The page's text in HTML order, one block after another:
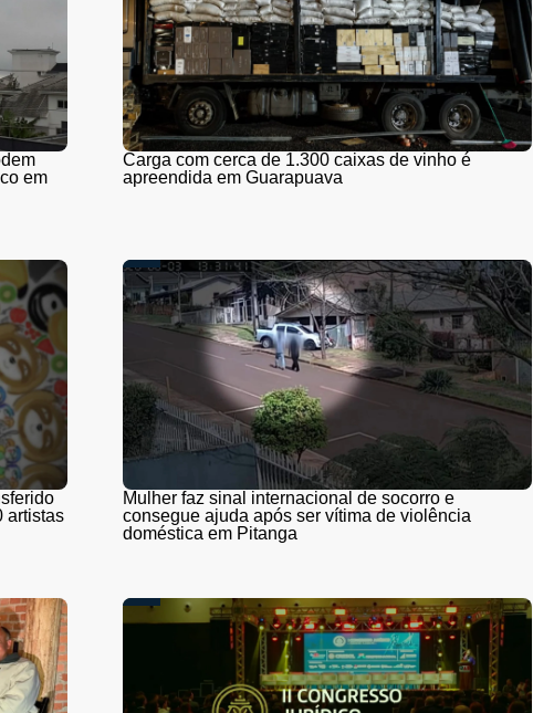
em
Carga com cerca de 1.300 caixas de vinho é
apreendida em Guarapuava
artistas
Mulher faz sinal internacional de socorro e
consegue ajuda após ser vítima de violência
doméstica em Pitanga